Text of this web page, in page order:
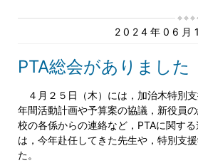
2024年06月
PTA総会がありました
４月２５日（木）には，加治木特別
年間活動計画や予算案の協議，新役員
校の各係からの連絡など，PTAに関す
は，今年赴任してきた先生や，特別支
た。